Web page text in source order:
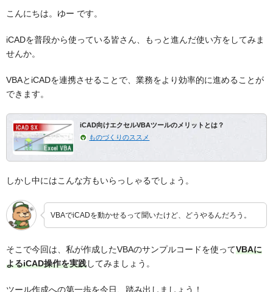
こんにちは。ゆー です。
iCADを普段から使っている皆さん、もっと進んだ使い方をしてみま
せんか。
VBAとiCADを連携させることで、業務をより効率的に進めることが
できます。
iCAD向けエクセルVBAツールのメリットとは？
ものづくりのススメ
しかし中にはこんな方もいらっしゃるでしょう。
VBAでiCADを動かせるって聞いたけど、どうやるんだろう。
そこで今回は、 私が作成したVBAのサンプルコードを使ってVBAに
よるiCAD操作を実践してみましょう。
ツール作成への第一歩を今日、踏み出しましょう！